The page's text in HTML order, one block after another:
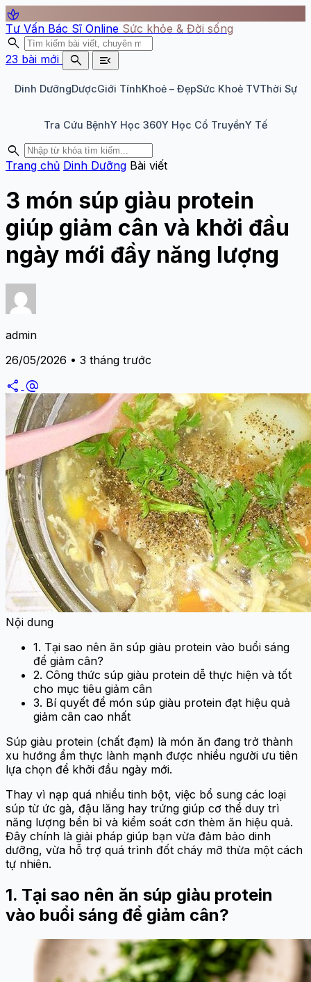
spa
Tư Vấn Bác Sĩ Online Sức khỏe & Đời sống
search
23 bài mới search menu_open
Dinh DưỡngDượcGiới TínhKhoẻ – ĐẹpSức Khoẻ TVThời Sự
Tra Cứu BệnhY Học 360Y Học Cổ TruyềnY Tế
search
Trang chủ Dinh Dưỡng Bài viết
3 món súp giàu protein
giúp giảm cân và khởi đầu
ngày mới đầy năng lượng
admin
26/05/2026 • 3 tháng trước
share alternate_email
Nội dung
1. Tại sao nên ăn súp giàu protein vào buổi sáng
để giảm cân?
2. Công thức súp giàu protein dễ thực hiện và tốt
cho mục tiêu giảm cân
3. Bí quyết để món súp giàu protein đạt hiệu quả
giảm cân cao nhất
Súp giàu protein (chất đạm) là món ăn đang trở thành
xu hướng ẩm thực lành mạnh được nhiều người ưu tiên
lựa chọn để khởi đầu ngày mới.
Thay vì nạp quá nhiều tinh bột, việc bổ sung các loại
súp từ ức gà, đậu lăng hay trứng giúp cơ thể duy trì
năng lượng bền bỉ và kiểm soát cơn thèm ăn hiệu quả.
Đây chính là giải pháp giúp bạn vừa đảm bảo dinh
dưỡng, vừa hỗ trợ quá trình đốt cháy mỡ thừa một cách
tự nhiên.
1. Tại sao nên ăn súp giàu protein
vào buổi sáng để giảm cân?